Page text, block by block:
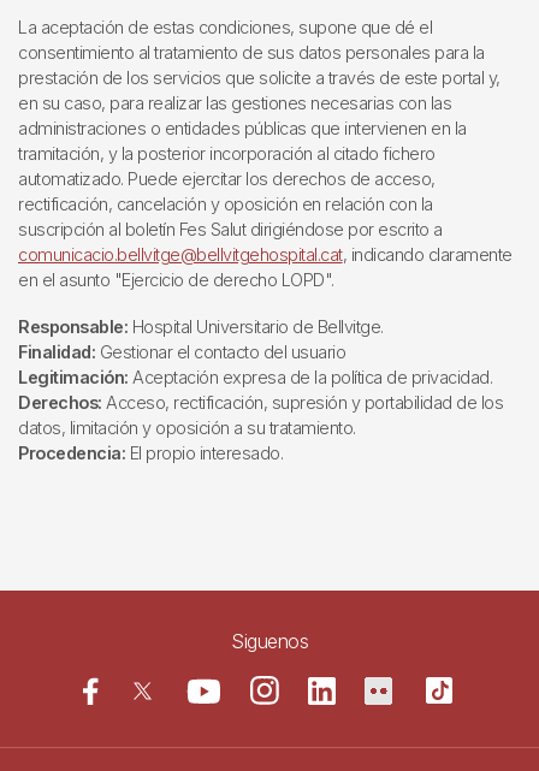
La aceptación de estas condiciones, supone que dé el
consentimiento al tratamiento de sus datos personales para la
prestación de los servicios que solicite a través de este portal y,
en su caso, para realizar las gestiones necesarias con las
administraciones o entidades públicas que intervienen en la
tramitación, y la posterior incorporación al citado fichero
automatizado. Puede ejercitar los derechos de acceso,
rectificación, cancelación y oposición en relación con la
suscripción al boletín Fes Salut dirigiéndose por escrito a
comunicacio.bellvitge@bellvitgehospital.cat, indicando claramente
en el asunto "Ejercicio de derecho LOPD".
Responsable: Hospital Universitario de Bellvitge.
Finalidad: Gestionar el contacto del usuario
Legitimación: Aceptación expresa de la política de privacidad.
Derechos: Acceso, rectificación, supresión y portabilidad de los
datos, limitación y oposición a su tratamiento.
Procedencia: El propio interesado.
Siguenos